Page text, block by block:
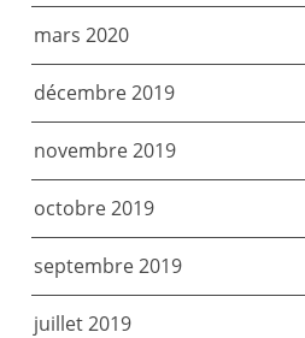
mars 2020
décembre 2019
novembre 2019
octobre 2019
septembre 2019
juillet 2019